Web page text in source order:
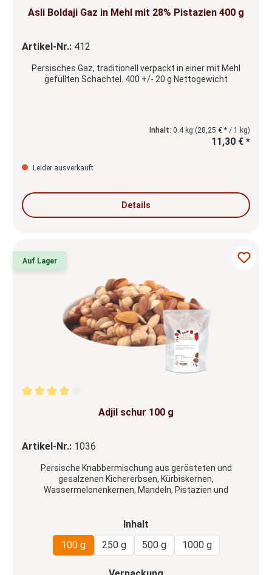
Durchschnittliche Bewertung von 5 von 5 Sternen
Asli Boldaji Gaz in Mehl mit 28% Pistazien 400 g
Artikel-Nr.: 412
Persisches Gaz, traditionell verpackt in einer mit Mehl
gefüllten Schachtel. 400 +/- 20 g Nettogewicht
Inhalt: 0.4 kg (28,25 € * / 1 kg)
11,30 € *
Leider ausverkauft
Details
Auf Lager
Durchschnittliche Bewertung von 4 von 5 Sternen
Adjil schur 100 g
Artikel-Nr.: 1036
Persische Knabbermischung aus gerösteten und
gesalzenen Kichererbsen, Kürbiskernen,
Wassermelonenkernen, Mandeln, Pistazien und
Inhalt
100 g
250 g 500 g 1000 g